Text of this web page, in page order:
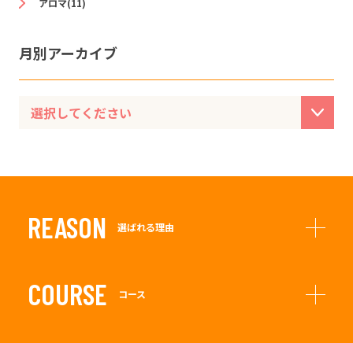
アロマ(11)
月別アーカイブ
REASON 選ばれる理由
COURSE コース